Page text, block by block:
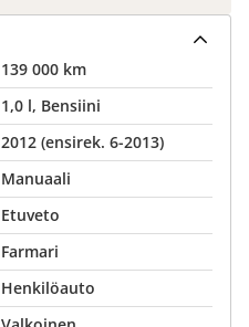
139 000 km
1,0 l, Bensiini
2012 (ensirek. 6-2013)
Manuaali
Etuveto
Farmari
Henkilöauto